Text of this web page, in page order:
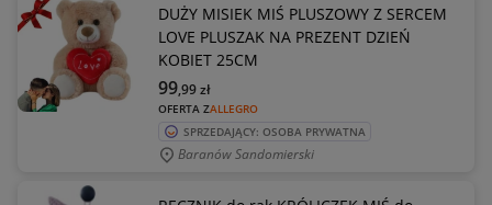
DUŻY MISIEK MIŚ PLUSZOWY Z SERCEM
LOVE PLUSZAK NA PREZENT DZIEŃ
KOBIET 25CM
OFERTA ZALLEGRO
99,99zł
SPRZEDAJĄCY: OSOBA PRYWATNA
Baranów Sandomierski